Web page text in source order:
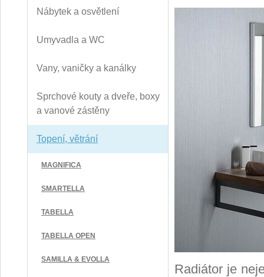
Nábytek a osvětlení
Umyvadla a WC
Vany, vaničky a kanálky
Sprchové kouty a dveře, boxy
a vanové zástěny
Topení, větrání
MAGNIFICA
SMARTELLA
TABELLA
TABELLA OPEN
SAMILLA & EVOLLA
Radiátor je